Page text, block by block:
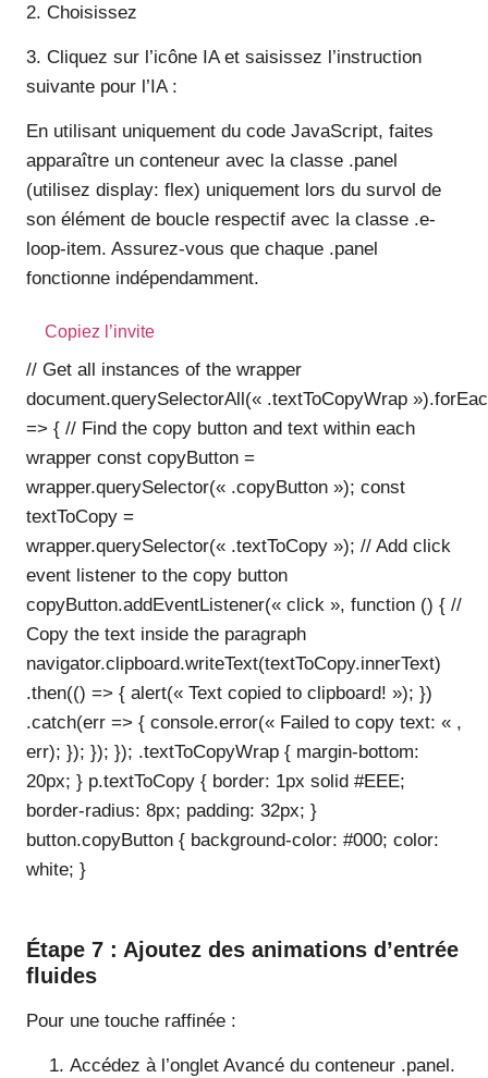
2. Choisissez
3. Cliquez sur l’icône IA et saisissez l’instruction
suivante pour l’IA :
En utilisant uniquement du code JavaScript, faites
apparaître un conteneur avec la classe .panel
(utilisez display: flex) uniquement lors du survol de
son élément de boucle respectif avec la classe .e-
loop-item. Assurez-vous que chaque .panel
fonctionne indépendamment.
Copiez l’invite
// Get all instances of the wrapper
document.querySelectorAll(« .textToCopyWrap
=> { // Find the copy button and text within each
wrapper const copyButton =
wrapper.querySelector(« .copyButton »); const
textToCopy =
wrapper.querySelector(« .textToCopy »); // Add click
event listener to the copy button
copyButton.addEventListener(« click », function () { //
Copy the text inside the paragraph
navigator.clipboard.writeText(textToCopy.innerText)
.then(() => { alert(« Text copied to clipboard! »); })
.catch(err => { console.error(« Failed to copy text: « ,
err); }); }); }); .textToCopyWrap { margin-bottom:
20px; } p.textToCopy { border: 1px solid #EEE;
border-radius: 8px; padding: 32px; }
button.copyButton { background-color: #000; color:
white; }
Étape 7 : Ajoutez des animations d’entrée
fluides
Pour une touche raffinée :
Accédez à l’onglet Avancé du conteneur .panel.